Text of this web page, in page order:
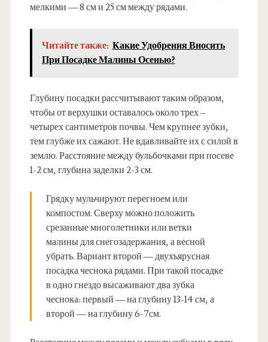
мелкими — 8 см и 25 см между рядами.
Читайте также: Какие Удобрения Вносить
При Посадке Малины Осенью?
Глубину посадки рассчитывают таким образом,
чтобы от верхушки оставалось около трех –
четырех сантиметров почвы. Чем крупнее зубки,
тем глубже их сажают. Не вдавливайте их с силой в
землю. Расстояние между бульбочками при посеве
1-2 см, глубина заделки 2-3 см.
Грядку мульчируют перегноем или
компостом. Сверху можно положить
срезанные многолетники или ветки
малины для снегозадержания, а весной
убрать. Вариант второй — двухъярусная
посадка чеснока рядами. При такой посадке
в одно гнездо высаживают два зубка
чеснока: первый — на глубину 13-14 см, а
второй — на глубину 6-7см.